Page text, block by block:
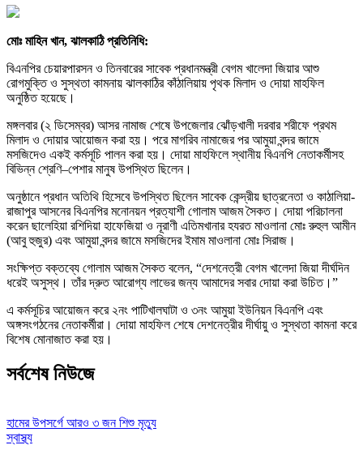
মোঃ মাহিন খান, ঝালকাঠি প্রতিনিধি:
বিএনপির চেয়ারপারসন ও তিনবারের সাবেক প্রধানমন্ত্রী বেগম খালেদা জিয়ার আশু
রোগমুক্তি ও সুস্থতা কামনায় ঝালকাঠির কাঁঠালিয়ায় পৃথক মিলাদ ও দোয়া মাহফিল
অনুষ্ঠিত হয়েছে।
মঙ্গলবার (২ ডিসেম্বর) আসর নামাজ শেষে উপজেলার ঝোঁড়খালী দরবার শরীফে প্রথম
মিলাদ ও দোয়ার আয়োজন করা হয়। পরে মাগরিব নামাজের পর আমুয়া বন্দর জামে
মসজিদেও একই কর্মসূচি পালন করা হয়। দোয়া মাহফিলে স্থানীয় বিএনপি নেতাকর্মীসহ
বিভিন্ন শ্রেণি–পেশার মানুষ উপস্থিত ছিলেন।
অনুষ্ঠানে প্রধান অতিথি হিসেবে উপস্থিত ছিলেন সাবেক কেন্দ্রীয় ছাত্রনেতা ও কাঠালিয়া-
রাজাপুর আসনের বিএনপির মনোনয়ন প্রত্যাশী গোলাম আজম সৈকত। দোয়া পরিচালনা
করেন ছালেহিয়া রশিদিয়া হাফেজিয়া ও নূরাণী এতিমখানার হযরত মাওলানা মোঃ রুহুল আমীন
(আবু হুজুর) এবং আমুয়া বন্দর জামে মসজিদের ইমাম মাওলানা মোঃ সিরাজ।
সংক্ষিপ্ত বক্তব্যে গোলাম আজম সৈকত বলেন, “দেশনেত্রী বেগম খালেদা জিয়া দীর্ঘদিন
ধরেই অসুস্থ। তাঁর দ্রুত আরোগ্য লাভের জন্য আমাদের সবার দোয়া করা উচিত।”
এ কর্মসূচির আয়োজন করে ২নং পাটিখালঘাটা ও ৩নং আমুয়া ইউনিয়ন বিএনপি এবং
অঙ্গসংগঠনের নেতাকর্মীরা। দোয়া মাহফিল শেষে দেশনেত্রীর দীর্ঘায়ু ও সুস্থতা কামনা করে
বিশেষ মোনাজাত করা হয়।
সর্বশেষ নিউজে
হামের উপসর্গে আরও ৩ জন শিশু মৃত্যু
স্বাস্থ্য